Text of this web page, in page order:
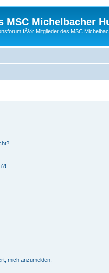
Michelbacher
fÃ¼r Mitglieder des MSC
mich anzumelden.